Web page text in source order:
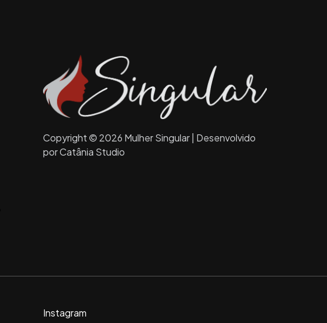
Copyright © 2026 Mulher Singular | Desenvolvido
por Catânia Studio
Instagram